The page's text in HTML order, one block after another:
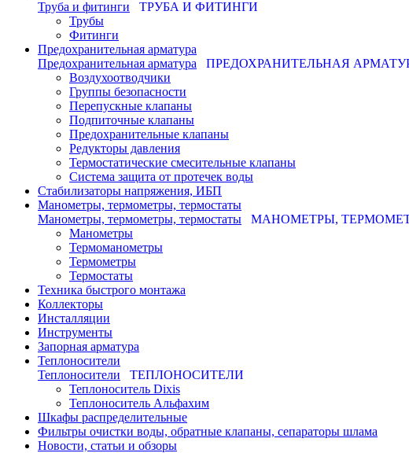
Труба и фитинги
ТРУБА И ФИТИНГИ
Трубы
Фитинги
Предохранительная арматура
Предохранительная арматура
ПРЕДОХРАНИТЕЛЬНАЯ
Воздухоотводчики
Группы безопасности
Перепускные клапаны
Подпиточные клапаны
Предохранительные клапаны
Редукторы давления
Термостатические смесительные клапаны
Система защита от протечек воды
Стабилизаторы напряжения, ИБП
Манометры, термометры, термостаты
Манометры, термометры, термостаты
МАНОМЕТРЫ,
Манометры
Термоманометры
Термометры
Термостаты
Техника быстрого монтажа
Коллекторы
Инсталляции
Инструменты
Запорная арматура
Теплоносители
Теплоносители
ТЕПЛОНОСИТЕЛИ
Теплоноситель Dixis
Теплоноситель Альфахим
Шкафы распределительные
Фильтры очистки воды, обратные клапаны, сепараторы шлама
Новости, статьи и обзоры